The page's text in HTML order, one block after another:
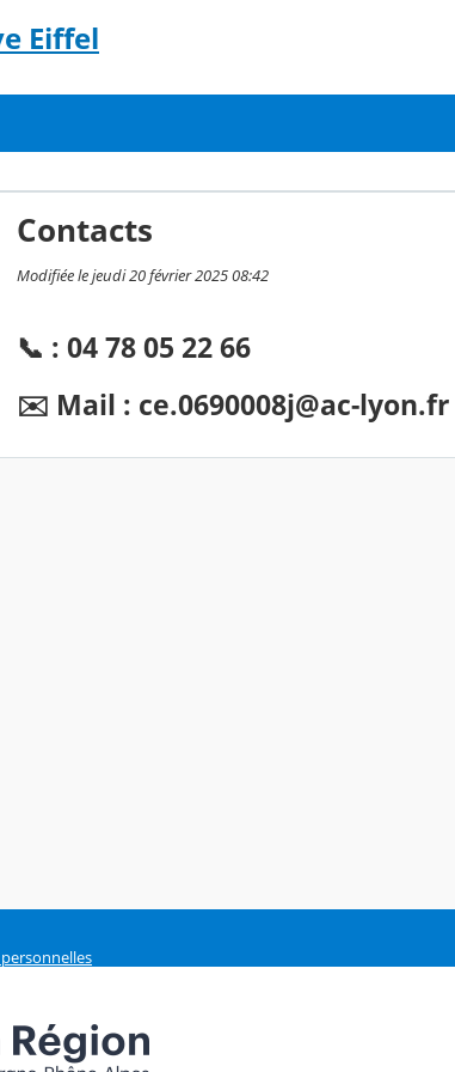
Eiffel
Contacts
Modifiée le jeudi 20 février 2025 08:42
📞 : 04 78 05 22 66
✉️ Mail : ce.0690008j@ac-lyon.fr